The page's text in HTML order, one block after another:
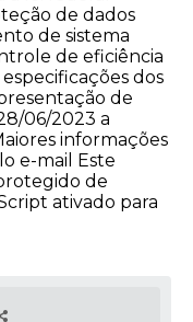
de dados
de sistema
de eficiência
dos
de
06/2023 a
informações
e-mail Este
de
ativado para